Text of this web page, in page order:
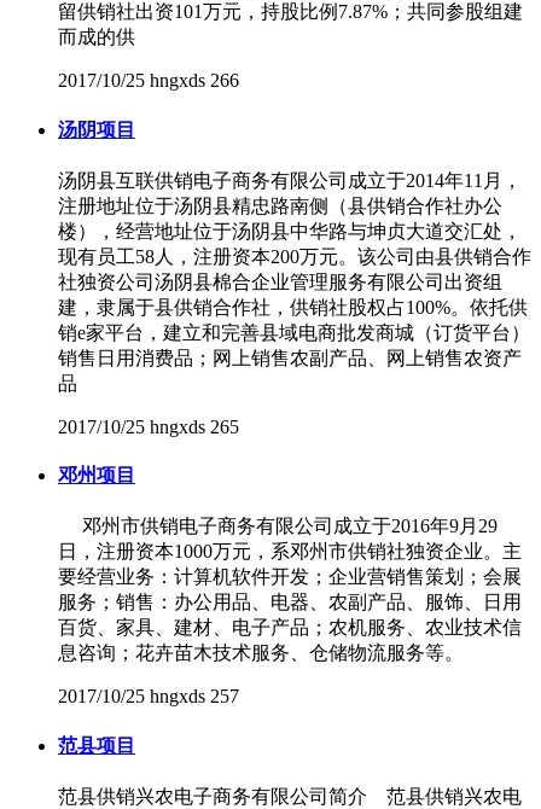
留供销社出资101万元，持股比例7.87%；共同参股组建
而成的供
2017/10/25 hngxds 266
汤阴项目
汤阴县互联供销电子商务有限公司成立于2014年11月，
注册地址位于汤阴县精忠路南侧（县供销合作社办公
楼），经营地址位于汤阴县中华路与坤贞大道交汇处，
现有员工58人，注册资本200万元。该公司由县供销合作
社独资公司汤阴县棉合企业管理服务有限公司出资组
建，隶属于县供销合作社，供销社股权占100%。依托供
销e家平台，建立和完善县域电商批发商城（订货平台）
销售日用消费品；网上销售农副产品、网上销售农资产
品
2017/10/25 hngxds 265
邓州项目
邓州市供销电子商务有限公司成立于2016年9月29
日，注册资本1000万元，系邓州市供销社独资企业。主
要经营业务：计算机软件开发；企业营销售策划；会展
服务；销售：办公用品、电器、农副产品、服饰、日用
百货、家具、建材、电子产品；农机服务、农业技术信
息咨询；花卉苗木技术服务、仓储物流服务等。
2017/10/25 hngxds 257
范县项目
范县供销兴农电子商务有限公司简介 范县供销兴农电